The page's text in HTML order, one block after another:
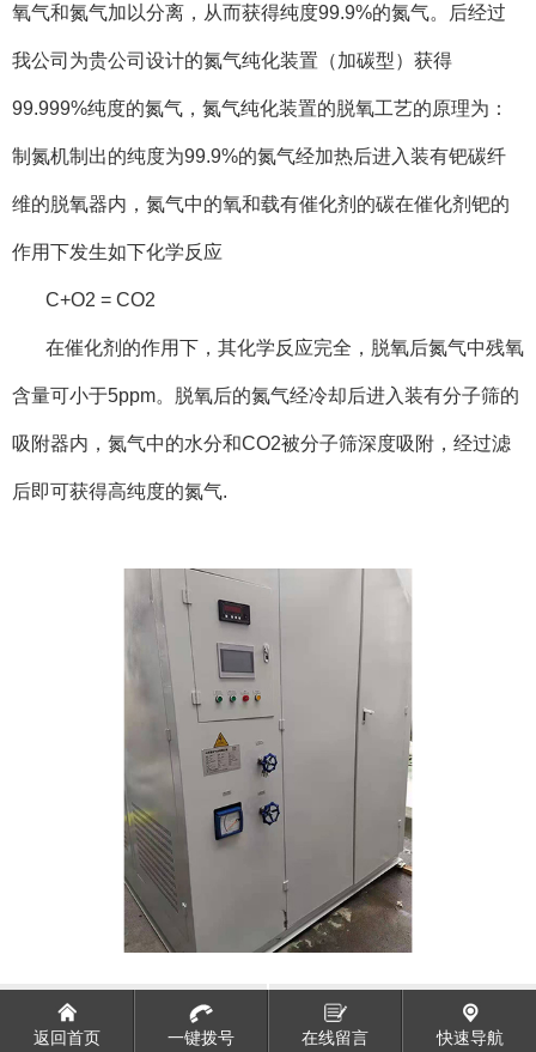
氧气和氮气加以分离，从而获得纯度99.9%的氮气。后经过
我公司为贵公司设计的氮气纯化装置（加碳型）获得
99.999%纯度的氮气，氮气纯化装置的脱氧工艺的原理为：
制氮机制出的纯度为99.9%的氮气经加热后进入装有钯碳纤
维的脱氧器内，氮气中的氧和载有催化剂的碳在催化剂钯的
作用下发生如下化学反应
C+O2 = CO2
在催化剂的作用下，其化学反应完全，脱氧后氮气中残氧
含量可小于5ppm。脱氧后的氮气经冷却后进入装有分子筛的
吸附器内，氮气中的水分和CO2被分子筛深度吸附，经过滤
后即可获得高纯度的氮气.
制氧机出售租赁 氩甲烷混合气
返回首页 一键拨号 在线留言 快速导航